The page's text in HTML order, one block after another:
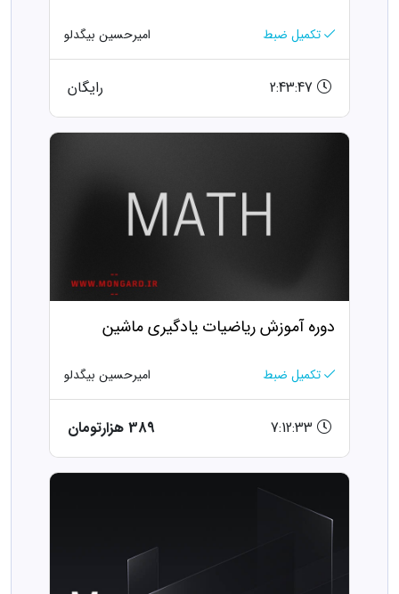
تکمیل ضبط امیرحسین بیگدلو
رایگان
دوره آموزش ریاضیات یادگیری ماشین
تکمیل ضبط امیرحسین بیگدلو
389 هزارتومان